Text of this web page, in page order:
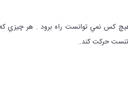
كس نمي توانست راه برود . هر چيزي
حركت كند..